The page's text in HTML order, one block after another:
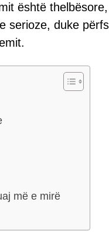
është
serioze, duke
më e mirë